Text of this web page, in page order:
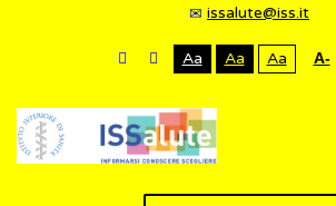
issalute@iss.it
Aa Aa Aa A-